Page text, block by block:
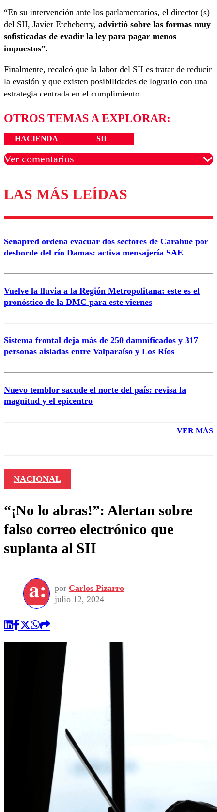
“En su intervención ante los parlamentarios, el director (s)
del SII, Javier Etcheberry, advirtió sobre las formas muy
sofisticadas de evadir la ley para pagar menos
impuestos”.
Finalmente, recalcó que la labor del SII es tratar de reducir
la evasión y que existen posibilidades de lograrlo con una
estrategia centrada en el cumplimiento.
OTROS TEMAS A EXPLORAR:
HACIENDA SII
Ver comentarios
Los comentarios son moderados para garantizar un
diálogo respetuoso.
Nombre
Correo
Enviar comentario
LAS MÁS LEÍDAS
Senapred ordena evacuar dos sectores de Carahue por
desborde del río Damas: activa mensajería SAE
Vuelve la lluvia a la Región Metropolitana: este es el
pronóstico de la DMC para este viernes
Sistema frontal deja más de 250 damnificados y 317
personas aisladas entre Valparaíso y Los Ríos
Nuevo temblor sacude el norte del país: revisa la
magnitud y el epicentro
VER MÁS
NACIONAL
“¡No lo abras!”: Alertan sobre
falso correo electrónico que
suplanta al SII
por Carlos Pizarro
julio 12, 2024